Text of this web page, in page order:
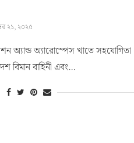
২১, ২০২৫
অ্যান্ড অ্যারোস্পেস খাতে সহযোগিতা
বিমান বাহিনী এবং…